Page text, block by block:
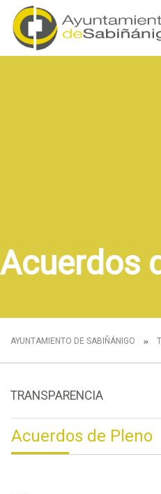
Acuerdos
AYUNTAMIENTO DE SABIÑÁNIGO
TRANSPARENCIA
Acuerdos de Pleno